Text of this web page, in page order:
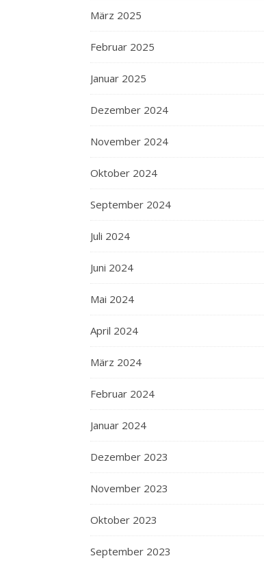
März 2025
Februar 2025
Januar 2025
Dezember 2024
November 2024
Oktober 2024
September 2024
Juli 2024
Juni 2024
Mai 2024
April 2024
März 2024
Februar 2024
Januar 2024
Dezember 2023
November 2023
Oktober 2023
September 2023